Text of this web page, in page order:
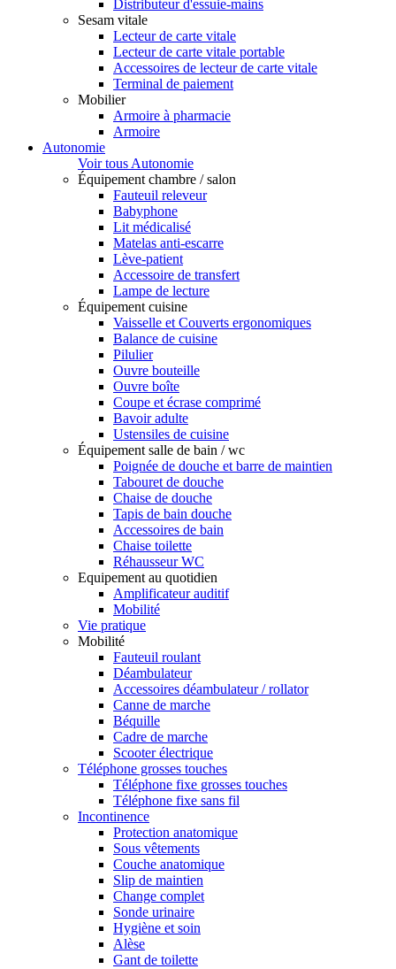
Distributeur d'essuie-mains
Sesam vitale
Lecteur de carte vitale
Lecteur de carte vitale portable
Accessoires de lecteur de carte vitale
Terminal de paiement
Mobilier
Armoire à pharmacie
Armoire
Autonomie
Voir tous Autonomie
Équipement chambre / salon
Fauteuil releveur
Babyphone
Lit médicalisé
Matelas anti-escarre
Lève-patient
Accessoire de transfert
Lampe de lecture
Équipement cuisine
Vaisselle et Couverts ergonomiques
Balance de cuisine
Pilulier
Ouvre bouteille
Ouvre boîte
Coupe et écrase comprimé
Bavoir adulte
Ustensiles de cuisine
Équipement salle de bain / wc
Poignée de douche et barre de maintien
Tabouret de douche
Chaise de douche
Tapis de bain douche
Accessoires de bain
Chaise toilette
Réhausseur WC
Equipement au quotidien
Amplificateur auditif
Mobilité
Vie pratique
Mobilité
Fauteuil roulant
Déambulateur
Accessoires déambulateur / rollator
Canne de marche
Béquille
Cadre de marche
Scooter électrique
Téléphone grosses touches
Téléphone fixe grosses touches
Téléphone fixe sans fil
Incontinence
Protection anatomique
Sous vêtements
Couche anatomique
Slip de maintien
Change complet
Sonde urinaire
Hygiène et soin
Alèse
Gant de toilette